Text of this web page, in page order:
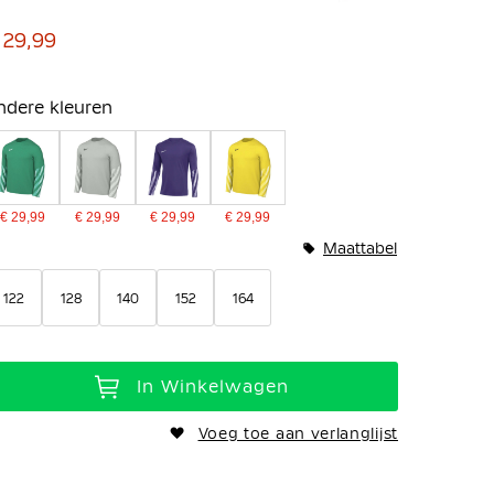
kleuren
€ 29,99 € 29,99 € 29,99 € 29,99
122 128 140 152 164
Maattabel
In Winkelwagen
Voeg toe aan verlanglijst